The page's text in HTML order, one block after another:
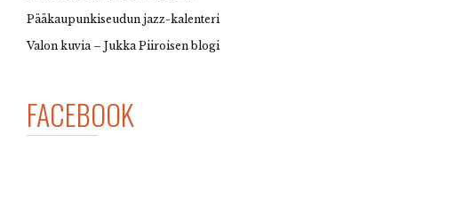
Pääkaupunkiseudun jazz-kalenteri
Valon kuvia – Jukka Piiroisen blogi
FACEBOOK